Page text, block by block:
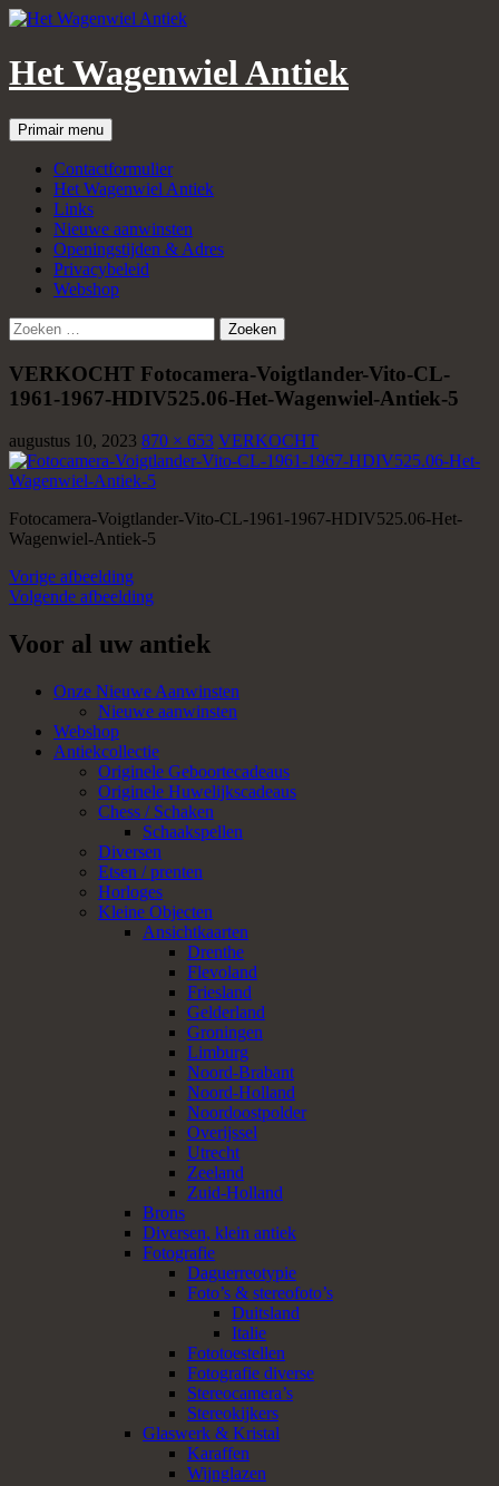
Het Wagenwiel Antiek
Zoeken
Primair menu
naar
inhoud
Contactformulier
Het Wagenwiel Antiek
Links
Nieuwe aanwinsten
Openingstijden & Adres
Privacybeleid
Webshop
Zoeken
naar:
VERKOCHT Fotocamera-Voigtlander-Vito-CL-
1961-1967-HDIV525.06-Het-Wagenwiel-Antiek-5
augustus 10, 2023 870 × 653 VERKOCHT
Fotocamera-Voigtlander-Vito-CL-1961-1967-HDIV525.06-Het-
Wagenwiel-Antiek-5
Vorige afbeelding
Volgende afbeelding
Voor al uw antiek
Onze Nieuwe Aanwinsten
Nieuwe aanwinsten
Webshop
Antiekcollectie
Originele Geboortecadeaus
Originele Huwelijkscadeaus
Chess / Schaken
Schaakspellen
Diversen
Etsen / prenten
Horloges
Kleine Objecten
Ansichtkaarten
Drenthe
Flevoland
Friesland
Gelderland
Groningen
Limburg
Noord-Brabant
Noord-Holland
Noordoostpolder
Overijssel
Utrecht
Zeeland
Zuid-Holland
Brons
Diversen, klein antiek
Fotografie
Daguerreotypie
Foto’s & stereofoto’s
Duitsland
Italie
Fototoestellen
Fotografie diverse
Stereocamera’s
Stereokijkers
Glaswerk & Kristal
Karaffen
Wijnglazen